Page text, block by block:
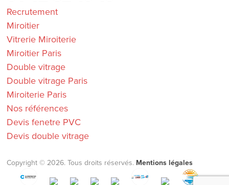
Recrutement
Miroitier
Vitrerie Miroiterie
Miroitier Paris
Double vitrage
Double vitrage Paris
Miroiterie Paris
Nos références
Devis fenetre PVC
Devis double vitrage
Copyright © 2026. Tous droits réservés. Mentions légales